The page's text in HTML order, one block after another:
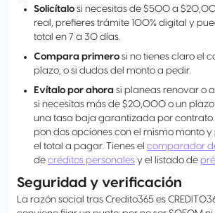
Solicítalo si necesitas de $500 a
real, prefieres trámite 100% digital y
total en 7 a 30 días.
Compara primero si no tienes claro el
plazo, o si dudas del monto a pedir.
Evítalo por ahora si planeas renovar o
si necesitas más de $20,000 o un plazo
una tasa baja garantizada por
pon dos opciones con el mismo monto
el total a pagar. Tienes el comparador
de créditos personales y el listado de
Seguridad y verificación
La razón social tras Credito365 es